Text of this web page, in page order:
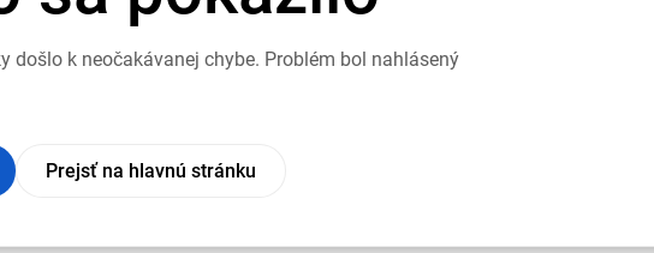
došlo k neočakávanej chybe. Problém bol nahlásený
Prejsť na hlavnú stránku